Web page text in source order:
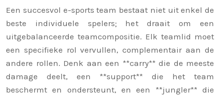
Een succesvol e-sports team bestaat niet uit enkel de
beste individuele spelers; het draait om een
uitgebalanceerde teamcompositie. Elk teamlid moet
een specifieke rol vervullen, complementair aan de
andere rollen. Denk aan een **carry** die de meeste
damage deelt, een **support** die het team
beschermt en ondersteunt, en een **jungler** die